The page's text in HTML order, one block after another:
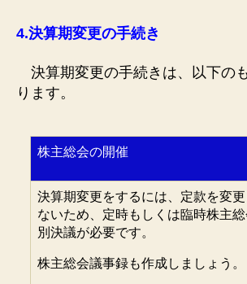
4.決算期変更の手続き
決算期変更の手続きは、以下の
ります。
株主総会の開催
決算期変更をするには、定款を変
ないため、定時もしくは臨時株主
別決議が必要です。
株主総会議事録も作成しましょう。